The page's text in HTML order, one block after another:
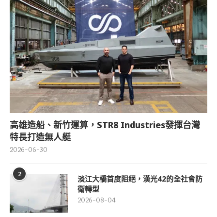
高雄造船、新竹運算，STR8 Industries發揮台灣
特長打造無人艇
2026-06-30
2
淡江大橋首度阻絕，漢光42的全社會防
衛轉型
2026-08-04